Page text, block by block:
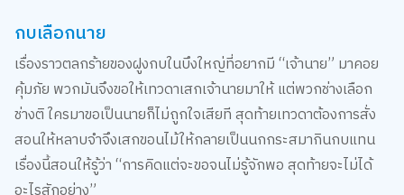
กบเลือกนาย
เรื่องราวตลกร้ายของฝูงกบในบึงใหญ่ที่อยากมี “เจ้านาย” มาคอย
คุ้มภัย พวกมันจึงขอให้เทวดาเสกเจ้านายมาให้ แต่พวกช่างเลือก
ช่างติ ใครมาขอเป็นนายก็ไม่ถูกใจเสียที สุดท้ายเทวดาต้องการสั่ง
สอนให้หลาบจำจึงเสกขอนไม้ให้กลายเป็นนกกระสมากินกบแทน
เรื่องนี้สอนให้รู้ว่า “การคิดแต่จะขอจนไม่รู้จักพอ สุดท้ายจะไม่ได้
อะไรสักอย่าง”